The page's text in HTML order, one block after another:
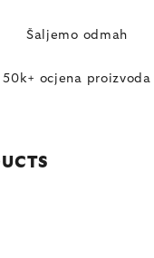
Šaljemo odmah
50k+ ocjena proizvoda